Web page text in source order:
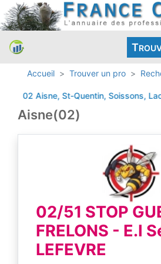
T
Accueil Trouver un pro
02 Aisne, St-Quentin, Soissons,
Aisne(02)
02/51 STOP
FRELONS - E.I
LEFEVRE